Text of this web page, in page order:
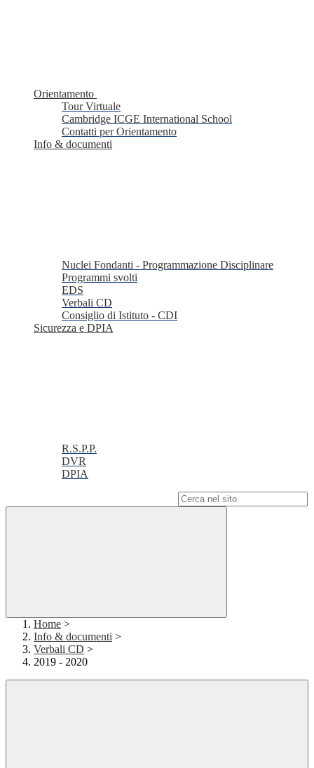
Orientamento
Tour Virtuale
Cambridge ICGE International School
Contatti per Orientamento
Info & documenti
Nuclei Fondanti - Programmazione Disciplinare
Programmi svolti
EDS
Verbali CD
Consiglio di Istituto - CDI
Sicurezza e DPIA
R.S.P.P.
DVR
DPIA
Home >
Info & documenti >
Verbali CD >
2019 - 2020